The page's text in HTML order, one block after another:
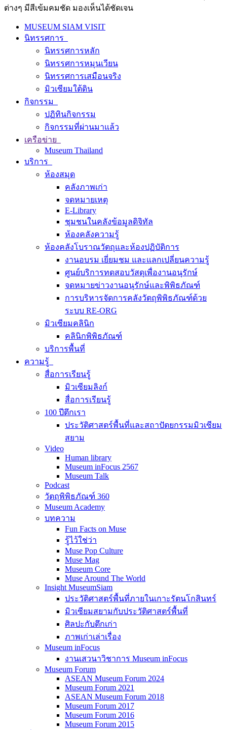
ต่างๆ มีสีเข้มคมชัด มองเห็นได้ชัดเจน
MUSEUM SIAM VISIT
นิทรรศการ
นิทรรศการหลัก
นิทรรศการหมุนเวียน
นิทรรศการเสมือนจริง
มิวเซียมใต้ดิน
กิจกรรม
ปฏิทินกิจกรรม
กิจกรรมที่ผ่านมาแล้ว
เครือข่าย
Museum Thailand
บริการ
ห้องสมุด
คลังภาพเก่า
จดหมายเหตุ
E-Library
ชุมชนในคลังข้อมูลดิจิทัล
ห้องคลังความรู้
ห้องคลังโบราณวัตถุและห้องปฏิบัติการ
งานอบรม เยี่ยมชม และแลกเปลี่ยนความรู้
ศูนย์บริการทดสอบวัสดุเพื่องานอนุรักษ์
จดหมายข่าวงานอนุรักษ์และพิพิธภัณฑ์
การบริหารจัดการคลังวัตถุพิพิธภัณฑ์ด้วย
ระบบ RE-ORG
มิวเซียมคลินิก
คลินิกพิพิธภัณฑ์
บริการพื้นที่
ความรู้
สื่อการเรียนรู้
มิวเซียมลิงก์
สื่อการเรียนรู้
100 ปีตึกเรา
ประวัติศาสตร์พื้นที่และสถาปัตยกรรมมิวเซียม
สยาม
Video
Human library
Museum inFocus 2567
Museum Talk
Podcast
วัตถุพิพิธภัณฑ์ 360
Museum Academy
บทความ
Fun Facts on Muse
รู้ไว้ใช่ว่า
Muse Pop Culture
Muse Mag
Museum Core
Muse Around The World
Insight MuseumSiam
ประวัติศาสตร์พื้นที่ภายในเกาะรัตนโกสินทร์
มิวเซียมสยามกับประวัติศาสตร์พื้นที่
ศิลปะกับตึกเก่า
ภาพเก่าเล่าเรื่อง
Museum inFocus
งานเสวนาวิชาการ Museum inFocus
Museum Forum
ASEAN Museum Forum 2024
Museum Forum 2021
ASEAN Museum Forum 2018
Museum Forum 2017
Museum Forum 2016
Museum Forum 2015